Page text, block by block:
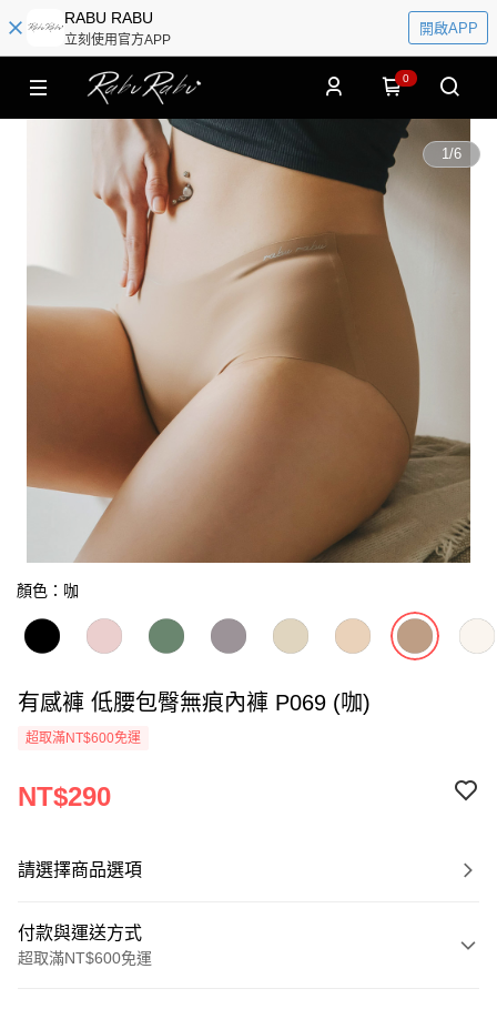
RABU RABU
立刻使用官方APP
開啟APP
0
1/6
顏色：咖
有感褲 低腰包臀無痕內褲 P069 (咖)
超取滿NT$600免運
NT$290
請選擇商品選項
付款與運送方式
超取滿NT$600免運